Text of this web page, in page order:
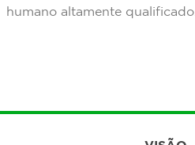
humano altamente qualificado.